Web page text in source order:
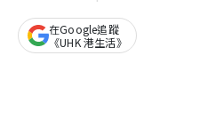
在Google追蹤
《UHK 港生活》